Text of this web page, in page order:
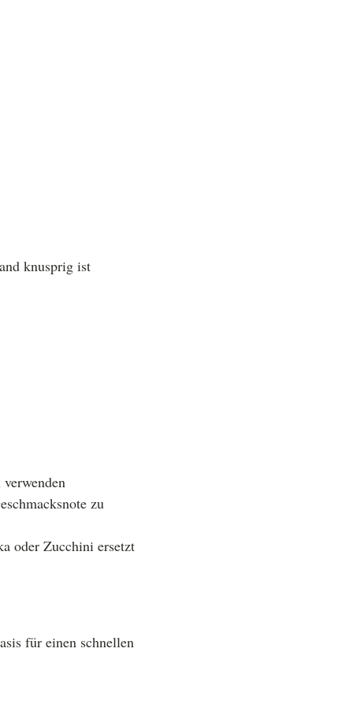
knusprig ist
zu
oder Zucchini ersetzt
für einen schnellen